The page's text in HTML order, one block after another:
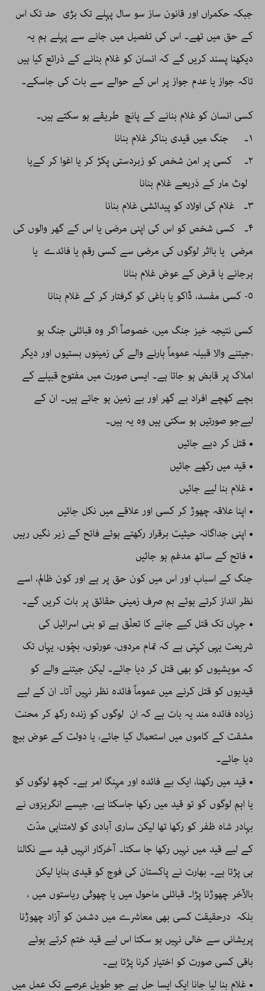
جبکہ حکمراں اور قانون ساز سو سال پہلے تک بڑی حد تک اس
کے حق میں تھے۔ اس کی تفصیل میں جانے سے پہلے ہم یہ
دیکھنا پسند کریں گے کہ انسان کو غلام بنانے کے ذرائع کیا ہیں
تاکہ جواز یا عدم جواز پر اس کے حوالے سے بات کی جاسکے۔
کسی انسان کو غلام بنانے کے پانچ طریقے ہو سکتے ہیں۔
۱۔ جنگ میں قیدی بناکر غلام بنانا
۲۔ کسی پر امن شخص کو زبردستی پکڑ کر یا اغوا کر کےیا
لوٹ مار کے ذریعے غلام بنانا
۳۔ غلام کی اولاد کو پیدائشی غلام بنانا
۴۔ کسی شخص کو اس کی اپنی مرضی یا اس کے گھر والوں کی
مرضی یا بااثر لوگوں کی مرضی سے کسی رقم یا فائدے یا
ہرجانے یا قرض کے عوض غلام بنانا
٥- کسی مفسد، ڈاکو یا باغی کو گرفتار کر کے غلام بنانا
کسی نتیجہ خیز جنگ میں، خصوصاً اگر وہ قبائلی جنگ ہو
،جیتنے والا قبیلہ عموماً ہارنے والے کی زمینوں بستیوں اور دیگر
املاک پر قابض ہو جاتا ہے۔ ایسی صورت میں مفتوح قبیلے کے
بچے کھچے افراد بے گھر اور بے زمین ہو جاتے ہیں۔ ان کے
لیےجو صورتیں ہو سکتی ہیں وہ یہ ہیں۔
• قتل کر دیے جائیں
• قید میں رکھے جائیں
• غلام بنا لیے جائیں
• اپنا علاقہ چھوڑ کر کسی اور علاقے میں نکل جائیں
• اپنی جداگانہ حیثیت برقرار رکھتے ہوئے فاتح کے زیر نگیں رہیں
• فاتح کے ساتھ مدغم ہو جائیں
جنگ کے اسباب اور اس میں کون حق پر ہے اور کون ظالم، اسے
نظر انداز کرتے ہوئے ہم صرف زمینی حقائق پر بات کریں گے۔
• جہاں تک قتل کیے جانے کا تعلّق ہے تو بنی اسرائیل کی
شریعت یہی کہتی ہے کہ تمام مردوں، عورتوں، بچّوں، یہاں تک
کہ مویشیوں کو بھی قتل کر دیا جائے۔ لیکن جیتنے والے کو
قیدیوں کو قتل کرنے میں عموماً فائدہ نظر نہیں آتا۔ ان کے لیے
زیادہ فائدہ مند یہ بات ہے کہ ان لوگوں کو زندہ رکھ کر محنت
مشقت کے کاموں میں استعمال کیا جائے، یا دولت کے عوض بیچ
دیا جائے۔
• قید میں رکھنا، ایک بے فائدہ اور مہنگا امر ہے۔ کچھ لوگوں کو
یا اہم لوگوں کو تو قید میں رکھا جاسکتا ہے، جیسے انگریزوں نے
بہادر شاہ ظفر کو رکھا تھا لیکن ساری آبادی کو لامتناہی مدّت
کے لیے قید میں نہیں رکھا جا سکتا۔ آخرکار انہیں قید سے نکالنا
ہی پڑتا ہے۔ بھارت نے پاکستان کی فوج کو قیدی بنایا لیکن
بالآخر چھوڑنا پڑا۔ قبائلی ماحول میں یا چھوٹی ریاستوں میں ،
بلکہ درحقیقت کسی بھی معاشرے میں دشمن کو آزاد چھوڑنا
پریشانی سے خالی نہیں ہو سکتا اس لیے قید ختم کرتے ہوئے
باقی کسی صورت کو اختیار کرنا پڑتا ہے۔
• غلام بنا لیا جانا ایک ایسا حل ہے جو طویل عرصے تک عمل میں